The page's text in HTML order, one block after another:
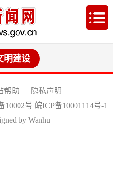
明建设
帮助 |
隐私声明
10002号 皖ICP备10001114号-1
by Wanhu